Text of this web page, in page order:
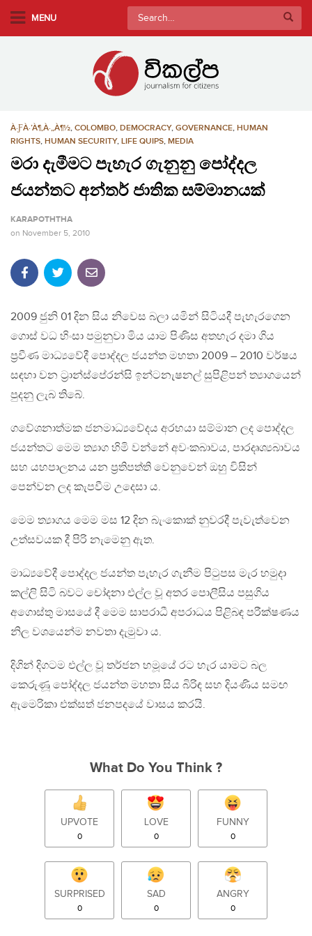
MENU
Search
for:
À·ƑÀ·’À¶‚À·„À¶½, COLOMBO, DEMOCRACY, GOVERNANCE, HUMAN
RIGHTS, HUMAN SECURITY, LIFE QUIPS, MEDIA
මරා දැමීමට පැහැර ගැනුනු පෝද්දල
ජයන්තට අන්තර් ජාතික සම්මානයක්
KARAPOTHTHA
on November 5, 2010
2009 ජුනි 01 දින සිය නිවෙස බලා යමින් සිටියදී පැහැරගෙන
ගොස් වධ හිංසා පමුනුවා මිය යාම පිණිස අතහැර දමා ගිය
ප්‍රවීණ මාධ්‍යවේදී පොද්දල ජයන්ත මහතා 2009 – 2010 වර්ෂය
සඳහා වන ට්‍රාන්ස්පේරන්සි ඉන්ටනැෂනල් සුපිළිපන් ත්‍යාගයෙන්
පුදනු ලැබ තිබේ.
ගවේශනාත්මක ජනමාධ්‍යවේදය අරභයා සම්මාන ලද පොද්දල
ජයන්තට මෙම ත්‍යාග හිමි වන්නේ අවංකබාවය, පාරදෘශ්‍යබාවය
සහ යහපාලනය යන ප්‍රතිපත්ති වෙනුවෙන් ඔහු විසින්
පෙන්වන ලද කැපවීම උදෙසා ය.
මෙම ත්‍යාගය මෙම මස 12 දින බැංකොක් නුවරදී පැවැත්වෙන
උත්සවයක දී පිරි නැමෙනු ඇත.
මාධ්‍යවේදී පොද්දල ජයන්ත පැහැර ගැනීම පිටුපස මැර හමුදා
කල්ලි සිටි බවට චෝදනා එල්ල වූ අතර පොලීසිය පසුගිය
අගොස්තු මාසයේ දී මෙම සාපරාධී අපරාධය පිළිබඳ පරීක්ෂණය
නිල වශයෙන්ම නවතා දැමුවා ය.
දිගින් දිගටම එල්ල වූ තර්ජන හමූයේ රට හැර යාමට බල
කෙරුණූ පෝද්දල ජයන්ත මහතා සිය බිරිඳ සහ දියණිය සමඟ
ඇමෙරිකා එක්සත් ජනපදයේ වාසය කරයි.
What Do You Think ?
UPVOTE
0
LOVE
0
FUNNY
0
SURPRISED
0
SAD
0
ANGRY
0